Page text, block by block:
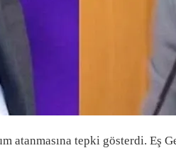
atanmasına tepki gösterdi.